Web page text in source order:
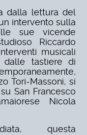
dalla lettura del
intervento sulla
sue vicende
Riccardo
musicali
tastiere di
Tori-Massoni, si
San Francesco
Nicola
questa